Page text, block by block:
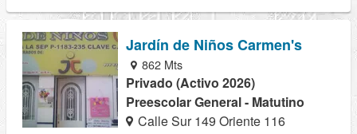
Jardín de Niños Carmen's
862 Mts
Privado (Activo 2026)
Preescolar General - Matutino
Calle Sur 149 Oriente 116